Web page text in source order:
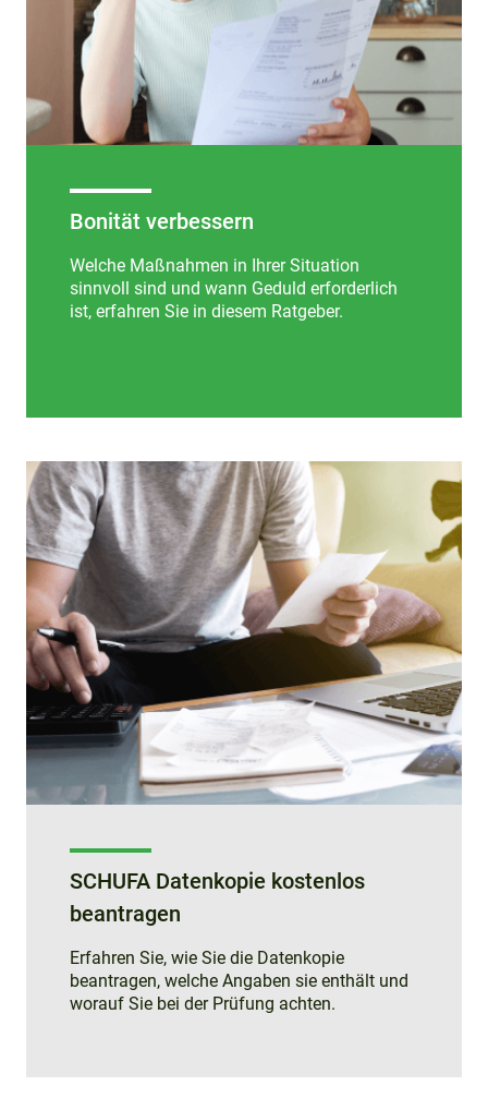
Bonität verbessern
Welche Maßnahmen in Ihrer Situation
sinnvoll sind und wann Geduld erforderlich
ist, erfahren Sie in diesem Ratgeber.
SCHUFA Datenkopie kostenlos
beantragen
Erfahren Sie, wie Sie die Datenkopie
beantragen, welche Angaben sie enthält und
worauf Sie bei der Prüfung achten.